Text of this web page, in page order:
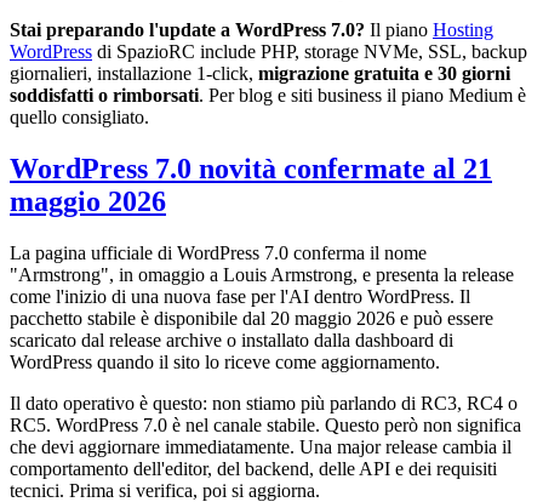
Stai preparando l'update a WordPress 7.0? Il piano Hosting
WordPress di SpazioRC include PHP, storage NVMe, SSL, backup
giornalieri, installazione 1-click, migrazione gratuita e 30 giorni
soddisfatti o rimborsati. Per blog e siti business il piano Medium è
quello consigliato.
WordPress 7.0 novità confermate al 21
maggio 2026
La pagina ufficiale di WordPress 7.0 conferma il nome
"Armstrong", in omaggio a Louis Armstrong, e presenta la release
come l'inizio di una nuova fase per l'AI dentro WordPress. Il
pacchetto stabile è disponibile dal 20 maggio 2026 e può essere
scaricato dal release archive o installato dalla dashboard di
WordPress quando il sito lo riceve come aggiornamento.
Il dato operativo è questo: non stiamo più parlando di RC3, RC4 o
RC5. WordPress 7.0 è nel canale stabile. Questo però non significa
che devi aggiornare immediatamente. Una major release cambia il
comportamento dell'editor, del backend, delle API e dei requisiti
tecnici. Prima si verifica, poi si aggiorna.